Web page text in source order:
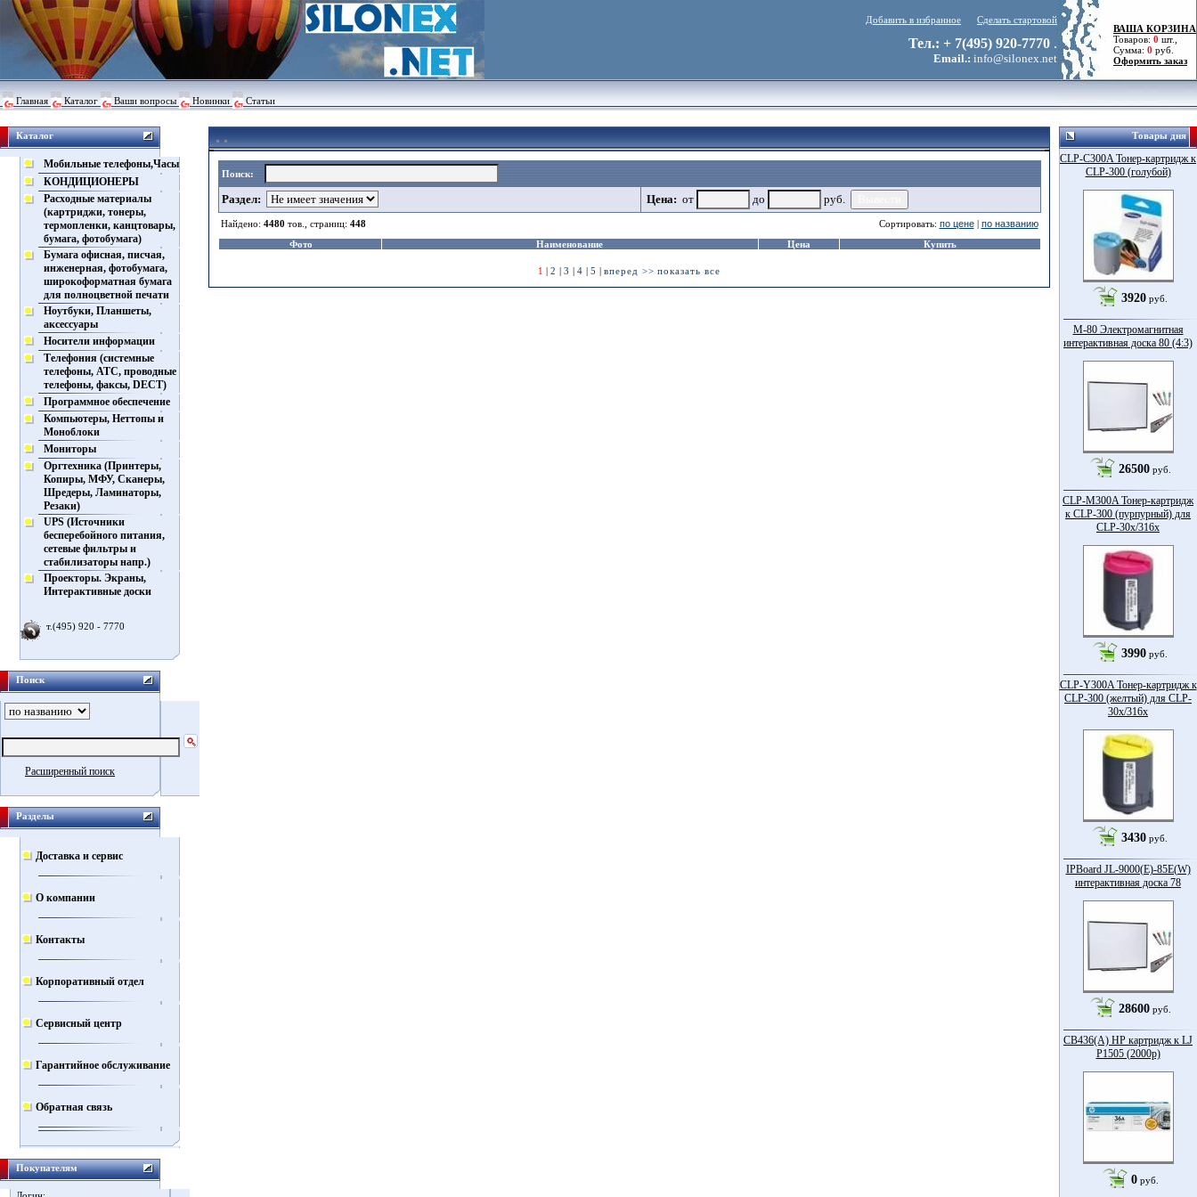
Добавить в избранное Сделать стартовой
Тел.: + 7(495) 920-7770 .
Email.: info@silonex.net
Главная Каталог Ваши вопросы Новинки Статьи
ВАША КОРЗИНА
Товаров: 0 шт.,
Сумма: 0 руб.
Оформить заказ
Каталог
Мобильные телефоны,Часы
КОНДИЦИОНЕРЫ
Расходные материалы
(картриджи, тонеры,
термопленки, канцтовары,
бумага, фотобумага)
Бумага офисная, писчая,
инженерная, фотобумага,
широкоформатная бумага
для полноцветной печати
Ноутбуки, Планшеты,
аксессуары
Носители информации
Телефония (системные
телефоны, АТС, проводные
телефоны, факсы, DECT)
Программное обеспечение
Компьютеры, Неттопы и
Моноблоки
Мониторы
Оргтехника (Принтеры,
Копиры, МФУ, Сканеры,
Шредеры, Ламинаторы,
Резаки)
UPS (Источники
бесперебойного питания,
сетевые фильтры и
стабилизаторы напр.)
Проекторы. Экраны,
Интерактивные доски
т.(495) 920 - 7770
Поиск
Расширенный поиск
Разделы
Доставка и сервис
О компании
Контакты
Корпоративный отдел
Сервисный центр
Гарантийное обслуживание
Обратная связь
Покупателям
Поиск:
Раздел: Цена: от до руб.
Найдено: 4480 тов., страниц: 448 Сортировать: по цене| по названию
Фото
Наименование Цена Купить
1 | 2 | 3 | 4 | 5 | вперед >> показать все
Товары дня
CLP-C300A Тонер-картридж к
CLP-300 (голубой)
3920 руб.
M-80 Электромагнитная
интерактивная доска 80 (4:3)
26500 руб.
CLP-M300A Тонер-картридж
к CLP-300 (пурпурный) для
CLP-30x/316x
3990 руб.
CLP-Y300A Тонер-картридж к
CLP-300 (желтый) для CLP-
30x/316x
3430 руб.
IPBoard JL-9000(E)-85Е(W)
интерактивная доска 78
28600 руб.
CB436(A) HP картридж к LJ
P1505 (2000p)
0 руб.